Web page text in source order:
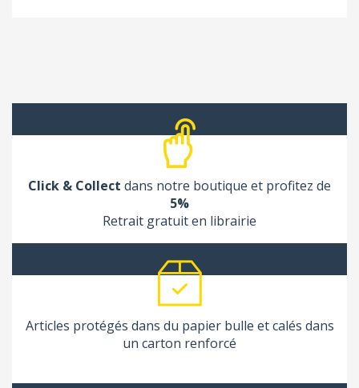
Click & Collect dans notre boutique et profitez de
5%
Retrait gratuit en librairie
Articles protégés dans du papier bulle et calés dans
un carton renforcé